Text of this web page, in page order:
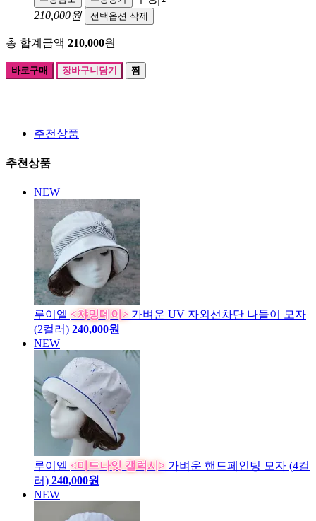
210,000원
선택옵션 삭제
총 합계금액 210,000원
바로구매 장바구니담기 찜
추천상품
추천상품
NEW
루이엘 <챠밍데이> 가벼운 UV 자외선차단 나들이 모자
(2컬러) 240,000원
NEW
루이엘 <미드나잇 갤럭시> 가벼운 핸드페인팅 모자 (4컬
러) 240,000원
NEW